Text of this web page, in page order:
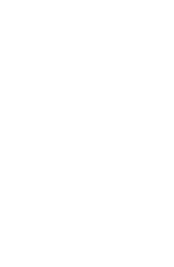
DIY -
верига,
представя
и предлага
а година